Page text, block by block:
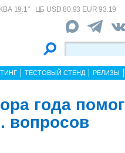
19.1° ЦБ USD 80.93 EUR 93.19
ТЕСТОВЫЙ СТЕНД РЕЛИЗЫ
года помог
вопросов